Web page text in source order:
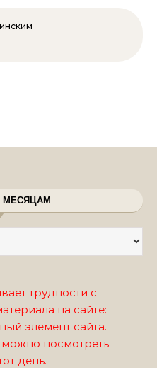
МЕСЯЦАМ
трудности с
на сайте:
элемент сайта.
посмотреть
день.